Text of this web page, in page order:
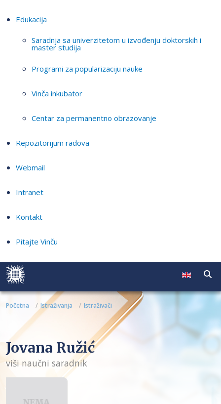
Edukacija
Saradnja sa univerzitetom u izvođenju doktorskih i
master studija
Programi za popularizaciju nauke
Vinča inkubator
Centar za permanentno obrazovanje
Repozitorijum radova
Webmail
Intranet
Kontakt
Pitajte Vinču
Početna Istraživanja Istraživači
Jovana Ružić
viši naučni saradnik